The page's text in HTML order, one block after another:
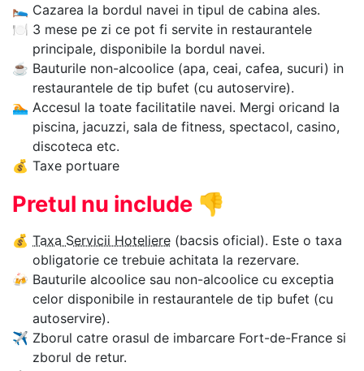
🛌 Cazarea la bordul navei in tipul de cabina ales.
🍽 3 mese pe zi ce pot fi servite in restaurantele
principale, disponibile la bordul navei.
☕ Bauturile non-alcoolice (apa, ceai, cafea, sucuri) in
restaurantele de tip bufet (cu autoservire).
🏊‍ Accesul la toate facilitatile navei. Mergi oricand la
piscina, jacuzzi, sala de fitness, spectacol, casino,
discoteca etc.
💰 Taxe portuare
Pretul nu include 👎
💰 Taxa Servicii Hoteliere (bacsis oficial). Este o taxa
obligatorie ce trebuie achitata la rezervare.
🍻 Bauturile alcoolice sau non-alcoolice cu exceptia
celor disponibile in restaurantele de tip bufet (cu
autoservire).
✈ Zborul catre orasul de imbarcare Fort-de-France si
zborul de retur.